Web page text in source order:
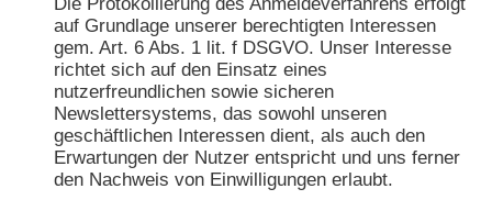
auf Grundlage unserer berechtigten Interessen
gem. Art. 6 Abs. 1 lit. f DSGVO. Unser Interesse
richtet sich auf den Einsatz eines
nutzerfreundlichen sowie sicheren
Newslettersystems, das sowohl unseren
geschäftlichen Interessen dient, als auch den
Erwartungen der Nutzer entspricht und uns ferner
den Nachweis von Einwilligungen erlaubt.